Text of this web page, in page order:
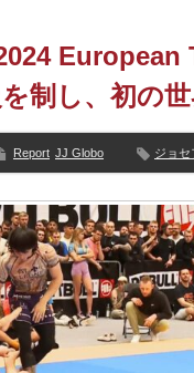
制し、初の
Report JJ Globo ジョセ